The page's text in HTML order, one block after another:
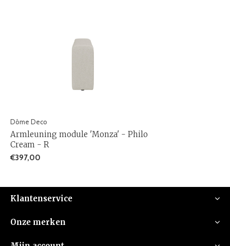
Dôme Deco
Armleuning module 'Monza' - Philo
Cream - R
€397,00
Klantenservice
Onze merken